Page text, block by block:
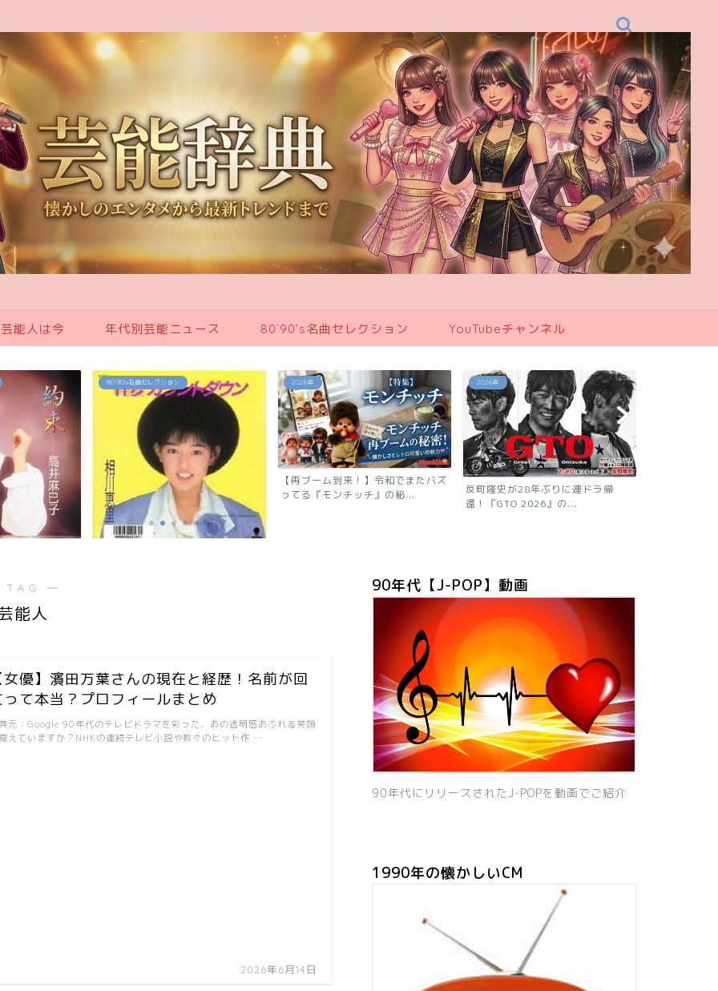
能人は今 年代別芸能ニュース 80`90’s名曲セレクション YouTubeチャンネル
2026年
【再ブーム到来！】令和でまたバズ
ってる『モンチッチ』の秘...
2026年
反町隆史が28年ぶりに連ドラ帰
還！『GTO 2026』の...
あの芸能人は今
「浅香唯の現在は？旦那も子供も芸
能人！有名グループ全員が...
―
能人
女優】濱田万葉さんの現在と経歴！名前が回
って本当？プロフィールまとめ
2026年6月14日
元：Google 90年代のテレビドラマを彩った、あの透明感あふれる笑顔
えていますか？NHKの連続テレビ小説や数々のヒット作 …
90年代【J-POP】動画
90年代にリリースされたJ-POPを動画でご紹介
1990年の懐かしいCM